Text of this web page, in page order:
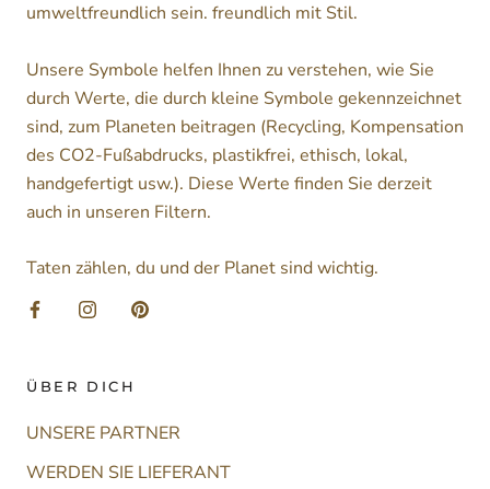
umweltfreundlich sein. freundlich mit Stil.
Unsere Symbole helfen Ihnen zu verstehen, wie Sie
durch Werte, die durch kleine Symbole gekennzeichnet
sind, zum Planeten beitragen (Recycling, Kompensation
des CO2-Fußabdrucks, plastikfrei, ethisch, lokal,
handgefertigt usw.). Diese Werte finden Sie derzeit
auch in unseren Filtern.
Taten zählen, du und der Planet sind wichtig.
ÜBER DICH
UNSERE PARTNER
WERDEN SIE LIEFERANT